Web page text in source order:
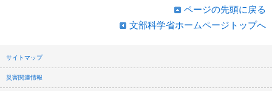
ページの先頭に戻る
文部科学省ホームページトップへ
サイトマップ
災害関連情報